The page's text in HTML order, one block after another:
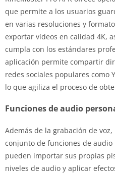
que permite a los usuarios
en varias resoluciones y
exportar vídeos en calidad 4K,
cumpla con los estándares
aplicación permite compartir
redes sociales populares como
lo que agiliza el proceso de
Funciones de audio
Además de la grabación de
conjunto de funciones de audio
pueden importar sus propias
niveles de audio y aplicar